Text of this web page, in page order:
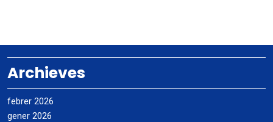
Archieves
febrer 2026
gener 2026